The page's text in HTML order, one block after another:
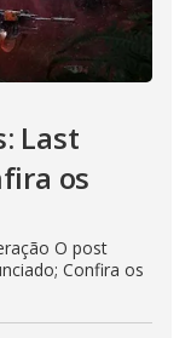
Last
os
O post
Confira os